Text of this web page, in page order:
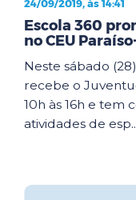
24/09/2019, às 14:41
Escola 360
no CEU
Neste sábado
recebe o
10h às 16h e
atividades de